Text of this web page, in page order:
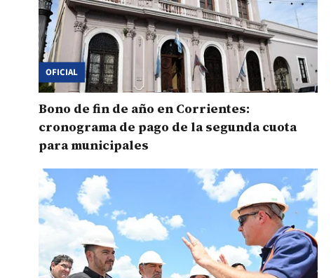
OFICIAL
Bono de fin de año en Corrientes:
cronograma de pago de la segunda cuota
para municipales